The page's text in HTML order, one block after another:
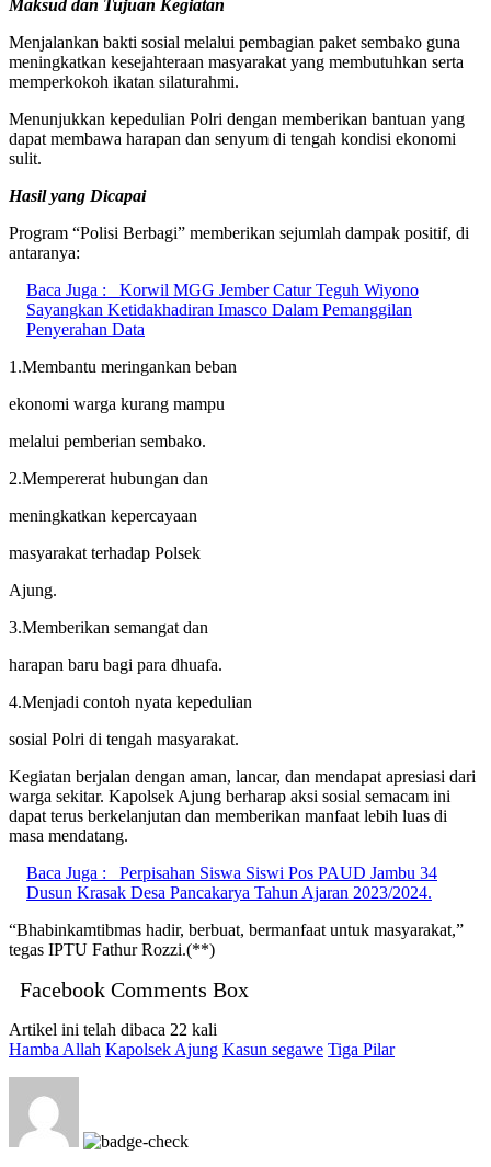
Maksud dan Tujuan Kegiatan
Menjalankan bakti sosial melalui pembagian paket sembako guna
meningkatkan kesejahteraan masyarakat yang membutuhkan serta
memperkokoh ikatan silaturahmi.
Menunjukkan kepedulian Polri dengan memberikan bantuan yang
dapat membawa harapan dan senyum di tengah kondisi ekonomi
sulit.
Hasil yang Dicapai
Program “Polisi Berbagi” memberikan sejumlah dampak positif, di
antaranya:
Baca Juga :
Korwil MGG Jember Catur Teguh Wiyono
Sayangkan Ketidakhadiran Imasco Dalam Pemanggilan
Penyerahan Data
1.Membantu meringankan beban
ekonomi warga kurang mampu
melalui pemberian sembako.
2.Mempererat hubungan dan
meningkatkan kepercayaan
masyarakat terhadap Polsek
Ajung.
3.Memberikan semangat dan
harapan baru bagi para dhuafa.
4.Menjadi contoh nyata kepedulian
sosial Polri di tengah masyarakat.
Kegiatan berjalan dengan aman, lancar, dan mendapat apresiasi dari
warga sekitar. Kapolsek Ajung berharap aksi sosial semacam ini
dapat terus berkelanjutan dan memberikan manfaat lebih luas di
masa mendatang.
Baca Juga :
Perpisahan Siswa Siswi Pos PAUD Jambu 34
Dusun Krasak Desa Pancakarya Tahun Ajaran 2023/2024.
“Bhabinkamtibmas hadir, berbuat, bermanfaat untuk masyarakat,”
tegas IPTU Fathur Rozzi.(**)
Facebook Comments Box
Artikel ini telah dibaca 22 kali
Hamba Allah Kapolsek Ajung Kasun segawe Tiga Pilar